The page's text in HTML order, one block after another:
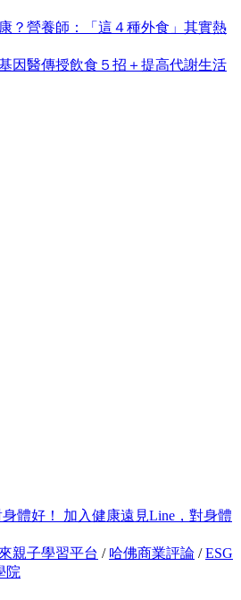
？營養師：「這４種外食」其實熱
因醫傳授飲食５招＋提高代謝生活
加入健康遠見Line，對身體
親子學習平台 / 哈佛商業評論 /ESG
院